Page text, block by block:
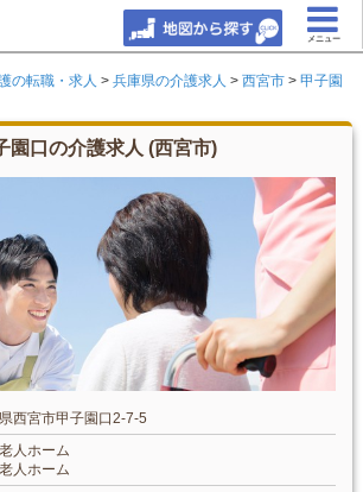
メニュー
の転職・求人 > 兵庫県の介護求人 > 西宮市 > 甲子園
園口の介護求人 (西宮市)
西宮市甲子園口2-7-5
人ホーム
人ホーム